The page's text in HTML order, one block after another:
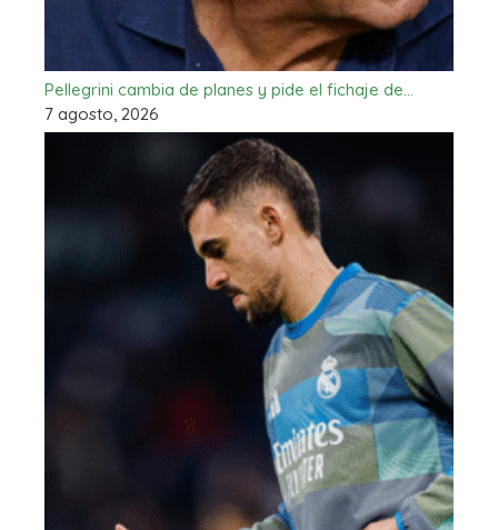
Pellegrini cambia de planes y pide el fichaje de…
7 agosto, 2026